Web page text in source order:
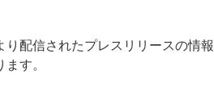
配信されたプレスリリースの情報
す。